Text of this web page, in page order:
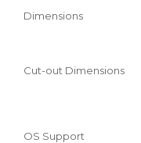
Dimensions
Cut-out Dimensions
OS Support